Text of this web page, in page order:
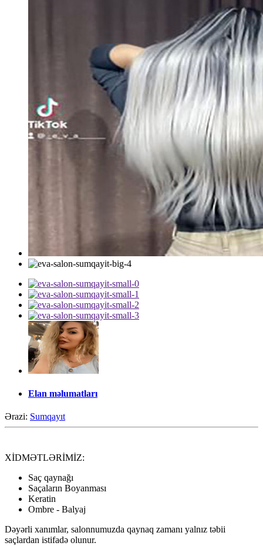
Elan məlumatları
Ərazi: Sumqayıt
XİDMƏTLƏRİMİZ:
Saç qaynağı
Saçaların Boyanması
Keratin
Ombre - Balyaj
Dəyərli xanımlar, salonnumuzda qaynaq zamanı yalnız təbii
saçlardan istifadə olunur.